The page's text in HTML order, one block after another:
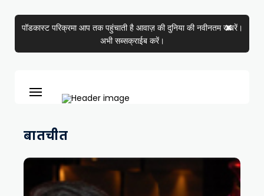
पॉडकास्ट परिक्रमा आप तक पहुंचाती है आवाज़ की दुनिया की नवीनतम खबरें।
अभी सब्सक्राईब करें।
बातचीत